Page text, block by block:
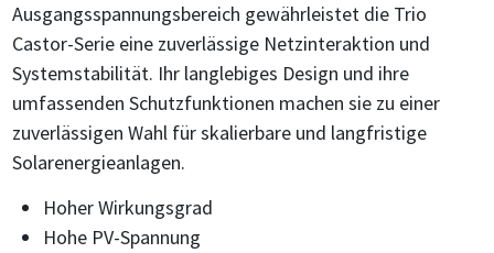
Ausgangsspannungsbereich gewährleistet die Trio
Castor-Serie eine zuverlässige Netzinteraktion und
Systemstabilität. Ihr langlebiges Design und ihre
umfassenden Schutzfunktionen machen sie zu einer
zuverlässigen Wahl für skalierbare und langfristige
Solarenergieanlagen.
Hoher Wirkungsgrad
Hohe PV-Spannung